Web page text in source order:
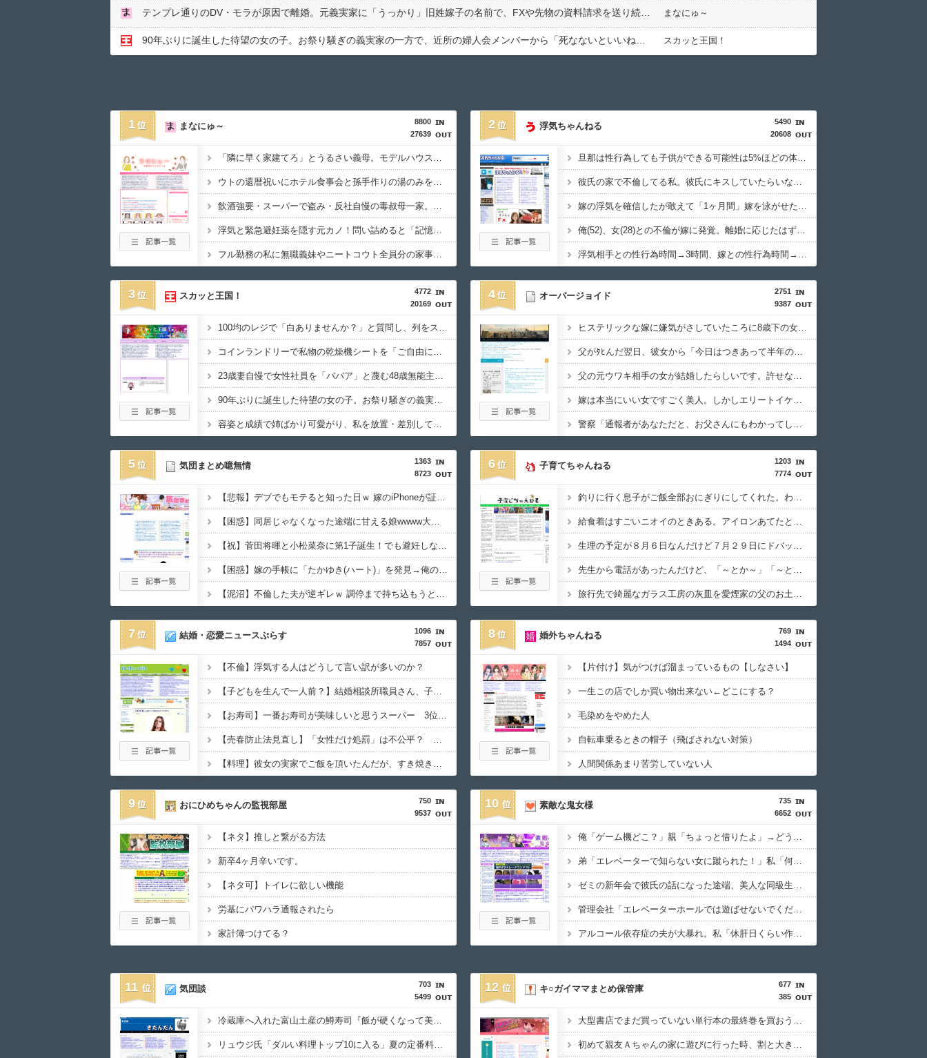
まなにゅ～
スカッと王国！
1
8800
27639
まなにゅ～
「隣に早く家建てろ」とうるさい義母。モデルハウス巡りを報告したら「草刈り誰がするのw」と煽ってきたので…旦那が放った「一言」に義母オロオロｗｗ←嫌味を逆手にとった神対応すぎる
ウトの還暦祝いにホテル食事会と孫手作りの湯のみを用意。トメ「え？旅行じゃないの？周りは旅行なのに」図々しすぎる暴言に絶句←孫の気持ちを無下にする最低ババア
飲酒強要・スーパーで盗み・反社自慢の毒叔母一家。法事でも虚偽の金銭要求と暴力で脅されトラウマに…祖母の死をきっかけに恐怖の親戚と「永久絶縁」を決意←自分の身の安全を最優先にして大正解
浮気と緊急避妊薬を隠す元カノ！問い詰めると「記憶がない」と逃げ、私を「モラハラ男」認定してキープ＆おねだり三昧。浮気発覚後、我慢の限界で他の女性とスピード婚した結果ｗｗｗｗｗ
フル勤務の私に無職義妹やニートコウト全員分の家事を押し付ける義家族！早朝4時起き生活に限界。ついに言い放った「強烈なド直球正論」に義一族阿鼻叫喚ｗｗ←怠け者どもに正論のナイフをグサリ
2
5490
20608
浮気ちゃんねる
旦那は性行為しても子供ができる可能性は5%ほどの体。その旦那が外で子供を作った...
彼氏の家で不倫してる私。彼氏にキスしていたらいないはずの彼の嫁がいた。
嫁の浮気を確信したが敢えて「1ヶ月間」嫁を泳がせた。すると嫁の不倫がトンデモないことに...
俺(52)、女(28)との不倫が嫁に発覚。離婚に応じたはずの嫁からエグすぎる攻撃が恐ろしすぎる
浮気相手との性行為時間→3時間、嫁との性行為時間→15分wwwwwwwww
3
4772
20169
スカッと王国！
100均のレジで「白ありませんか？」と質問し、列をストップさせてニヤニヤする迷惑サラリーマン！並んでいる客の苛立ちを楽しむ底意地の悪さに激怒
コインランドリーで私物の乾燥機シートを「ご自由にどうぞだろw」と勝手に盗もうとしたDQN夫婦！注意したら「は？名前かいてないんですけど」と逆ギレ
23歳妻自慢で女性社員を「ババア」と蔑む48歳無能主任、「若い嫁がいるのに帰れない」とイキっていたら、部長の超美人妻が差し入れを持って登場ｗｗｗｗ
90年ぶりに誕生した待望の女の子。お祭り騒ぎの義実家の一方で、近所の婦人会メンバーから「死なないといいね」と不吉な言葉を何度も繰り返されてしまう・・・
容姿と成績で姉ばかり可愛がり、私を放置・差別してきた毒母→「馬鹿娘」と見下され続けたが、祖母の教えてくれた食への興味から管理栄養士に→今はニート化した姉と毒母に幸せな姿を見せつけてるｗｗｗ
4
2751
9387
オーバージョイド
ヒステリックな嫁に嫌気がさしていたころに8歳下の女と出会った。数年はただの知り合いなけだった。しかし…….. → 「じゃあ共犯になればいいんですね。2人で悪人になりましょう」
父がﾀﾋんだ翌日、彼女から「今日はつきあって半年の記念日だね！おめでとう！」とメールが来た。それから連絡は無視している。「別れたいならせめてそう言って」と連絡きたけど話もしたくないんだよ…….
父の元ウワキ相手の女が結婚したらしいです。許せないから「嫁さんはフリンの過去がある」って旦那さんの親に暴露したら私ってバレますか？ → 暴露しちゃった結果wwwwww..
嫁は本当にいい女ですごく美人。しかしエリートイケメンとの度重なるウワキ。そしてその度に…….. → 嫁「離婚はいや！私にはアナタしかいないとわかった！！」俺「そんなに好きならそいつと結婚しろよ！じゃあな！」
警察「通報者があなただと、お父さんにもわかってしまいますが…」私「かまいません。いまの父の姿は見ていられませんから…」 私は涙ながらに伝えた。警察「わかりました。内偵を開始します」 → そして父は……..
5
1363
8723
気団まとめ噫無情
【悲報】デブでもモテると知った日ｗ 嫁のiPhoneが証拠だらけだったんだがｗｗｗｗ
【困惑】同居じゃなくなった途端に甘える娘wwww大学生の息子には直接仕送りしてるんだが…
【祝】菅田将暉と小松菜奈に第1子誕生！でも避妊しなかったのかよｗｗｗｗ
【困惑】嫁の手帳に「たかゆき(ハート)」を発見→俺の名前じゃない件についてｗｗｗｗ
【泥沼】不倫した夫が逆ギレｗ 調停まで持ち込もうとしている現状がヤバすぎｗｗｗ
6
1203
7774
子育てちゃんねる
釣りに行く息子がご飯全部おにぎりにしてくれた。わずかにビオレ薬用ハンドソープの匂いがする
給食着はすごいニオイのときある。アイロンあてたときにむせ込むほどにクッッッサ！ってなる
生理の予定が８月６日なんだけど７月２９日にドバッと鮮血でたから生理かな？って思ったのよね
先生から電話があったんだけど、「～とか～」「～とか考えて～」と何度も言ってたのが耳に残ってしまった
旅行先で綺麗なガラス工房の灰皿を愛煙家の父のお土産にしたんだけどダイソーでそっくりな商品を見つけた
7
1096
7857
結婚・恋愛ニュースぷらす
【不倫】浮気する人はどうして言い訳が多いのか？
【子どもを生んで一人前？】結婚相談所職員さん、子なし女性にド正論を述べてしまう…
【お寿司】一番お寿司が美味しいと思うスーパー 3位『ヤオコー』 2位『イオン』 1位は？
【売春防止法見直し】「女性だけ処罰」は不公平？ 買う男性も罰するべき 上野千鶴子×鈴木涼美対談
【料理】彼女の実家でご飯を頂いたんだが、すき焼きの肉が鶏肉だった
8
769
1494
婚外ちゃんねる
【片付け】気がつけば溜まっているもの【しなさい】
一生この店でしか買い物出来ない←どこにする？
毛染めをやめた人
自転車乗るときの帽子（飛ばされない対策）
人間関係あまり苦労していない人
9
750
9537
おにひめちゃんの監視部屋
【ネタ】推しと繋がる方法
新卒4ヶ月辛いです。
【ネタ可】トイレに欲しい機能
労基にパワハラ通報されたら
家計簿つけてる？
10
735
6652
素敵な鬼女様
俺「ゲーム機どこ？」親「ちょっと借りたよ」→どうぶつの森を開いた瞬間、村が大変なことになっていて…
弟「エレベーターで知らない女に蹴られた！」私「何したの？」→事情を聞いた家族全員が「それは自業自得」と呆れてしまい…
ゼミの新年会で彼氏の話になった途端、美人な同級生から信じられない言葉を浴びせられて…
管理会社「エレベーターホールでは遊ばせないでください」私「うちの子じゃないんですけど…」→まさかの展開になり…
アルコール依存症の夫が大暴れ。私「休肝日くらい作ってよ」夫「必要ない！」→大暴れする夫を見たウトメに真実を話した結果…
11
703
5499
気団談
冷蔵庫へ入れた富山土産の鱒寿司『飯が硬くなって美味しく無くなる』って怒られた
リュウジ氏「ダルい料理トップ10に入る」夏の定番料理は冷やし中華 「あり得ないほどダルい」
12
677
385
キ○ガイママまとめ保管庫
大型書店でまだ買っていない単行本の最終巻を買おうとしたら最新刊が売り場になかった。
初めて親友Ａちゃんの家に遊びに行った時、割と大き目な飾り棚にみっちり人形が飾られてた。